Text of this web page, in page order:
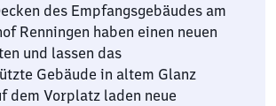
des Empfangsgebäudes am
Renningen haben einen neuen
und lassen das
Gebäude in altem Glanz
dem Vorplatz laden neue